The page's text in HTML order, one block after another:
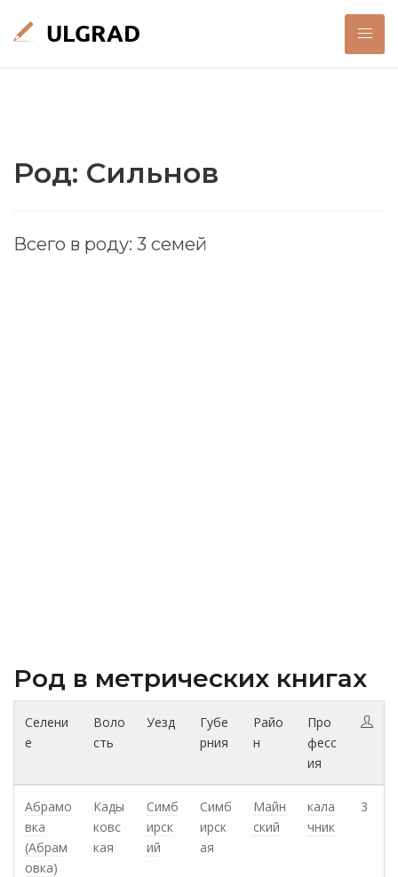
Род: Сильнов
Всего в роду: 3 семей
Род в метрических книгах
Селени
е
Воло
сть
Уезд
Губе
рния
Райо
н
Про
фесс
ия
Абрамо
вка
(Абрам
овка)
Кады
ковс
кая
Симб
ирск
ий
Симб
ирск
ая
Майн
ский
кала
чник
3